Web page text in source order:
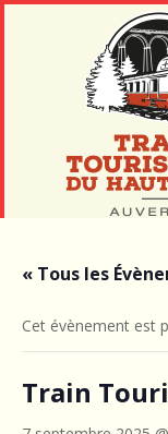
« Tous les
Cet évènement est
Train